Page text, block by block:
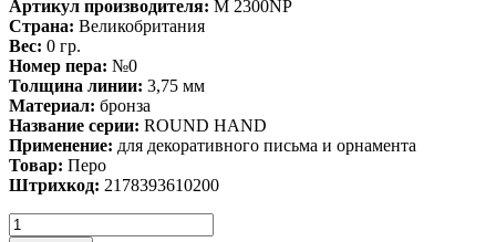
Артикул производителя: M 2300NP
Страна: Великобритания
Вес: 0 гр.
Номер пера: №0
Толщина линии: 3,75 мм
Материал: бронза
Название серии: ROUND HAND
Применение: для декоративного письма и орнамента
Товар: Перо
Штрихкод: 2178393610200
Количество